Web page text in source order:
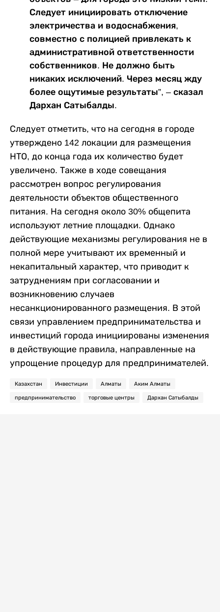
Следует инициировать отключение
электричества и водоснабжения,
совместно с полицией привлекать к
административной ответственности
собственников. Не должно быть
никаких исключений. Через месяц жду
более ощутимые результаты”, – сказал
Дархан Сатыбалды.
Следует отметить, что на сегодня в городе
утверждено 142 локации для размещения
НТО, до конца года их количество будет
увеличено. Также в ходе совещания
рассмотрен вопрос регулирования
деятельности объектов общественного
питания. На сегодня около 30% общепита
используют летние площадки. Однако
действующие механизмы регулирования не в
полной мере учитывают их временный и
некапитальный характер, что приводит к
затруднениям при согласовании и
возникновению случаев
несанкционированного размещения. В этой
связи управлением предпринимательства и
инвестиций города инициированы изменения
в действующие правила, направленные на
упрощение процедур для предпринимателей.
Казахстан Инвестиции Алматы Аким Алматы
предпринимательство торговые центры Дархан Сатыбалды